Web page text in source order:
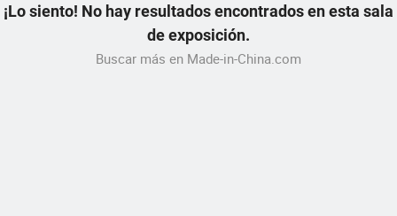
¡Lo siento! No hay resultados encontrados en esta sala
de exposición.
Buscar más en Made-in-China.com